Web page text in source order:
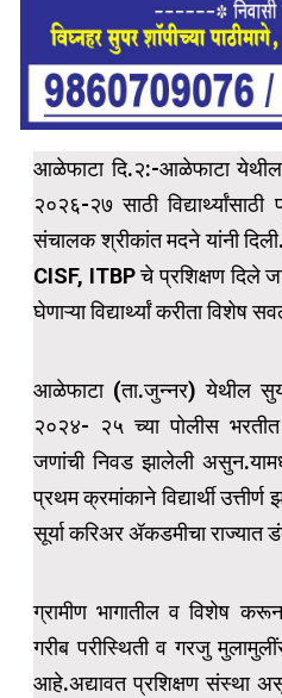
आळेफाटा दि.२:-आळेफाटा येथील
२०२६-२७ साठी
संचालक श्रीकांत मदने यांनी
CISF, ITBP चे प्रशिक्षण दिले
घेणाऱ्या विद्यार्थ्यां करीता
आळेफाटा (ता.जुन्नर) येथील
२०२४- २५ च्या पोलीस
जणांची निवड झालेली
प्रथम क्रमांकाने विद्यार्थी
सूर्या करिअर ॲकडमीचा राज्यात
ग्रामीण भागातील व विशेष
गरीब परीस्थिती व गरजु
आहे.अद्यावत प्रशिक्षण संस्था